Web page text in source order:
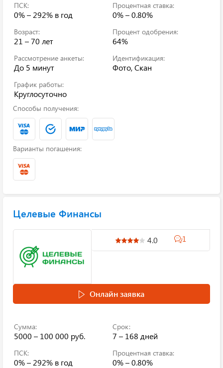
ПСК:
0% – 292% в год
Процентная ставка:
0% – 0.80%
Возраст:
21 – 70 лет
Процент одобрения:
64%
Рассмотрение анкеты:
До 5 минут
Идентификация:
Фото, Скан
График работы:
Круглосуточно
Способы получения:
Варианты погашения:
Целевые Финансы
4.0 1
Онлайн заявка
Сумма:
5000 – 100 000 руб.
Срок:
7 – 168 дней
ПСК:
0% – 292% в год
Процентная ставка:
0% – 0.80%